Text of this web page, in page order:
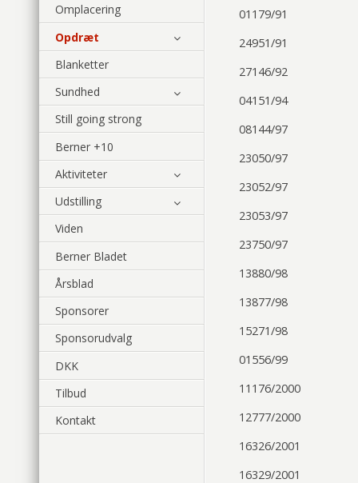
Omplacering
Opdræt
Blanketter
Sundhed
Still going strong
Berner +10
Aktiviteter
Udstilling
Viden
Berner Bladet
Årsblad
Sponsorer
Sponsorudvalg
DKK
Tilbud
Kontakt
01179/91
24951/91
27146/92
04151/94
08144/97
23050/97
23052/97
23053/97
23750/97
13880/98
13877/98
15271/98
01556/99
11176/2000
12777/2000
16326/2001
16329/2001